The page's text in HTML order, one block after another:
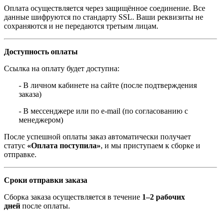
Оплата осуществляется через защищённое соединение. Все
данные шифруются по стандарту SSL. Ваши реквизиты не
сохраняются и не передаются третьим лицам.
Доступность оплаты
Ссылка на оплату будет доступна:
- В личном кабинете на сайте (после подтверждения
заказа)
- В мессенджере или по e-mail (по согласованию с
менеджером)
После успешной оплаты заказ автоматически получает
статус «Оплата поступила», и мы приступаем к сборке и
отправке.
Сроки отправки заказа
Сборка заказа осуществляется в течение 1–2 рабочих
дней после оплаты.